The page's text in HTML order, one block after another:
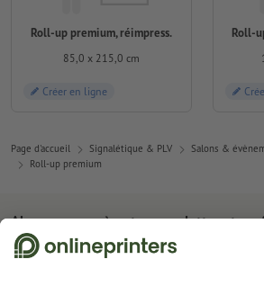
Roll-up premium, réimpress.
85,0 x 215,0 cm
Créer en ligne
Roll-
Page d'accueil Signalétique & PLV Salons &
Roll-up premium
Abonnez-vous à notre newsletter et
15 %